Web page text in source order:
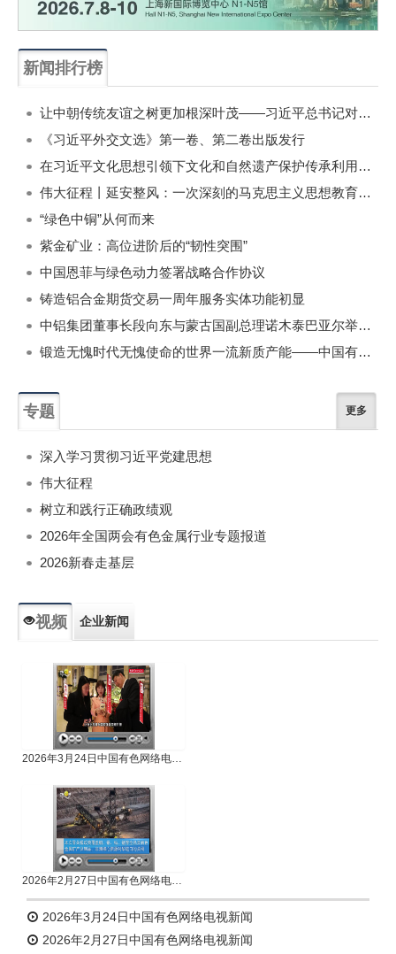
新闻排行榜
让中朝传统友谊之树更加根深叶茂——习近平总书记对朝鲜进行国事访问纪实
《习近平外交文选》第一卷、第二卷出版发行
在习近平文化思想引领下文化和自然遗产保护传承利用工作开创新局面
伟大征程丨延安整风：一次深刻的马克思主义思想教育运动
“绿色中铜”从何而来
紫金矿业：高位进阶后的“韧性突围”
中国恩菲与绿色动力签署战略合作协议
铸造铝合金期货交易一周年服务实体功能初显
中铝集团董事长段向东与蒙古国副总理诺木泰巴亚尔举行会谈
锻造无愧时代无愧使命的世界一流新质产能——中国有色金属工业的战略应对与破局之道（二）
专题 更多
深入学习贯彻习近平党建思想
伟大征程
树立和践行正确政绩观
2026年全国两会有色金属行业专题报道
2026新春走基层
视频 企业新闻
2026年3月24日中国有色网络电视新闻
2026年2月27日中国有色网络电视新闻
2026年3月24日中国有色网络电视新闻
2026年2月27日中国有色网络电视新闻